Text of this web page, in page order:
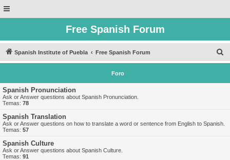
Free Spanish Forum
Spanish Institute of Puebla Free Spanish Forum
u
Foro
Spanish Pronunciation
Ask or Answer questions about Spanish Pronunciation.
Temas: 78
Spanish Translation
Ask or Answer questions on how to translate a word or sentence from English to Spanish.
Temas: 57
Spanish Culture
Ask or Answer questions about Spanish Culture.
Temas: 91